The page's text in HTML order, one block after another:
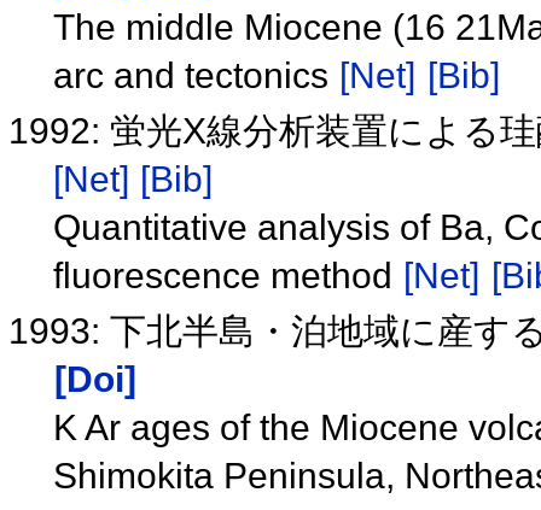
The middle Miocene (16
arc and tectonics [Net] [Bib]
1992: 蛍光X線分析装置による
[Net] [Bib]
Quantitative analysis of Ba,
fluorescence method [Net]
1993: 下北半島・泊地域に産す
[Doi]
K Ar ages of the Miocene
Shimokita Peninsula,